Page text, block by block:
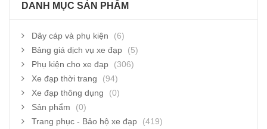
DANH MỤC SẢN PHẨM
Dây cáp và phụ kiện
(6)
Bảng giá dịch vụ xe đạp
(5)
Phụ kiện cho xe đạp
(306)
Xe đạp thời trang
(94)
Xe đạp thông dụng
(0)
Sản phẩm
(0)
Trang phục - Bảo hộ xe đạp
(419)